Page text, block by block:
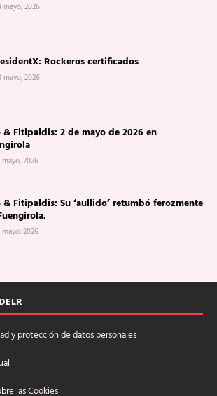
mayo, 2026
Rockeros certificados
mayo, 2026
& Fitipaldis: 2 de mayo de 2026 en
mayo, 2026
& Fitipaldis: Su ‘aullido’ retumbó ferozmente
mayo, 2026
y protección de datos personales
las Cookies